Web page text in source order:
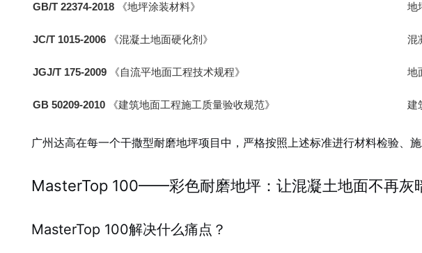
GB/T 22374-2018 《地坪涂装材料》 地
JC/T 1015-2006 《混凝土地面硬化剂》 混
JGJ/T 175-2009 《自流平地面工程技术规程》 地
GB 50209-2010 《建筑地面工程施工质量验收规范》 建
广州达高在每一个干撒型耐磨地坪项目中，严格按照上述标准进行材料检验、施
MasterTop 100——彩色耐磨地坪：让混凝土地面不再灰
MasterTop 100解决什么痛点？